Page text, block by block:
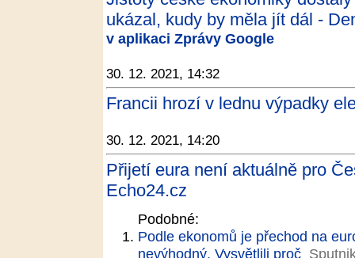
ukázal, kudy by měla jít dál -
v aplikaci Zprávy Google
30. 12. 2021, 14:32
Francii hrozí v lednu výpadky
30. 12. 2021, 14:20
Přijetí eura není aktuálně pro
Echo24.cz
Podobné:
Podle ekonomů je přechod na
nevýhodný. Vysvětlili proč